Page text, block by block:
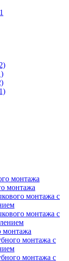
монтажа
монтажа
монтажа с
монтажа с
монтажа с
монтажа с